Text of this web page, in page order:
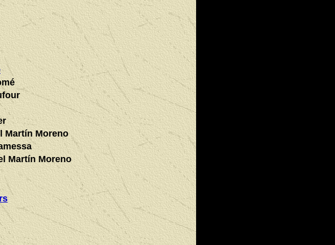
Martín Moreno
Martín Moreno